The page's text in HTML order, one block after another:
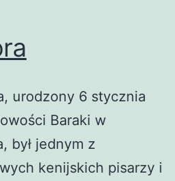
urodzony 6 stycznia
Baraki w
był jednym z
kenijskich pisarzy i